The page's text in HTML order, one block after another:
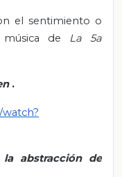
el sentimiento o
de La 5a
.
abstracción de